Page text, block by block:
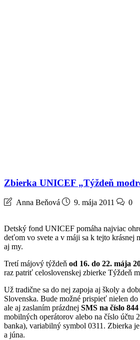
Zbierka UNICEF „Týždeň
Anna Beňová 9. mája 2011 0
Detský fond UNICEF pomáha najviac
deťom vo svete a v máji sa k tejto krásnej
aj my.
Tretí májový týždeň od 16. do 22. mája
raz patriť celoslovenskej zbierke Týždeň
Už tradične sa do nej zapoja aj školy a
Slovenska. Bude možné prispieť nielen
ale aj zaslaním prázdnej SMS na číslo 844
mobilných operátorov alebo na číslo účtu
banka), variabilný symbol 0311. Zbierka
a júna.